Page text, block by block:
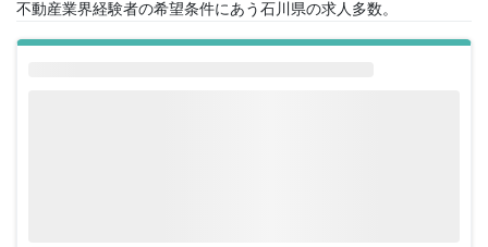
不動産業界経験者の希望条件にあう石川県の求人多数。